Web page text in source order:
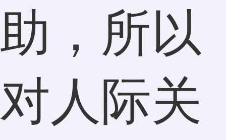
助，所以
对人际关